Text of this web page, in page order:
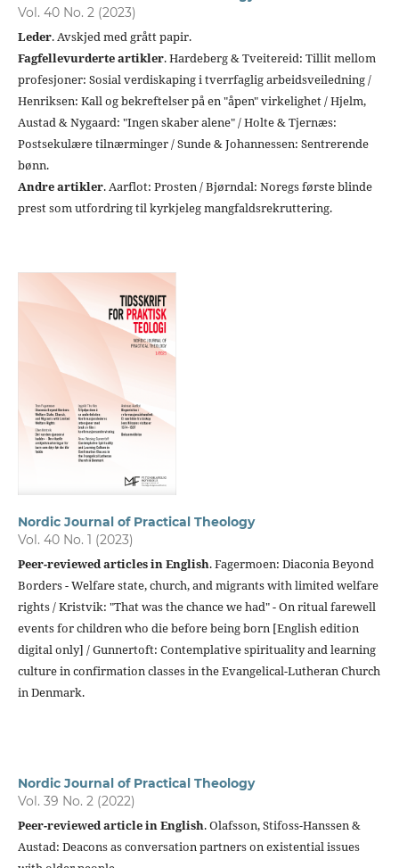
Vol. 40 No. 2 (2023)
Leder. Avskjed med grått papir.
Fagfellevurderte artikler. Hardeberg & Tveitereid: Tillit mellom
profesjoner: Sosial verdiskaping i tverrfaglig arbeidsveiledning /
Henriksen: Kall og bekreftelser på en "åpen" virkelighet / Hjelm,
Austad & Nygaard: "Ingen skaber alene" / Holte & Tjernæs:
Postsekulære tilnærminger / Sunde & Johannessen: Sentrerende
bønn.
Andre artikler. Aarflot: Prosten / Bjørndal: Noregs første blinde
prest som utfordring til kyrkjeleg mangfaldsrekruttering.
Nordic Journal of Practical Theology
Vol. 40 No. 1 (2023)
Peer-reviewed articles in English. Fagermoen: Diaconia Beyond
Borders - Welfare state, church, and migrants with limited welfare
rights / Kristvik: "That was the chance we had" - On ritual farewell
events for children who die before being born [English edition
digital only] / Gunnertoft: Contemplative spirituality and learning
culture in confirmation classes in the Evangelical-Lutheran Church
in Denmark.
Nordic Journal of Practical Theology
Vol. 39 No. 2 (2022)
Peer-reviewed article in English. Olafsson, Stifoss-Hanssen &
Austad: Deacons as conversation partners on existential issues